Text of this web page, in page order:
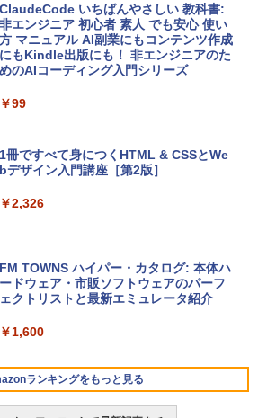
￥2,952
Apple 2026 MacBook Air M5チップ搭載
igence、13.6インチLiquid Retinaディ
ームカメラ、日本語キーボード、Touch I
D - ミッドナイト
￥298,901
ン 15-fd 15.6インチ 16GBメモリ 512GB
SSD インテル Core 5
ersonal/Copilotキー搭載/Win 11/15.6型/
Core i5/16GB/SSD 512GB/ホワイト) FM
VWK3E15W_AZ
Robloxギフトカード - 2,000 Robux 【限
定バーチャルアイテムを含む】 【オンラ
インゲームコード】 ロブロックス | オン
ラインコード版
￥3,200
Robloxギフトカード - 1000 Robux 【限
定バーチャルアイテムを含む】 【オンラ
ラインコード版
Windows版 | Minecraft (マインクラフ
ト): Java & Bedrock Edition | オンライ
ClaudeCode いちばんやさしい 教科書:
非エンジニア 初心者 素人 でも安心 使い
方 マニュアル AI副業にもコンテンツ作成
にもKindle出版にも！ 非エンジニアのた
めのAIコーディング入門シリーズ
￥99
1冊ですべて身につくHTML & CSSとWe
bデザイン入門講座［第2版］
￥2,326
FM TOWNS ハイパー・カタログ: 本体ハ
ードウェア・市販ソフトウェアのパーフ
ェクトリストと最新エミュレータ紹介
￥1,600
ランキングをもっと見る